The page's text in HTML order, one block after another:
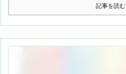
記事を読む